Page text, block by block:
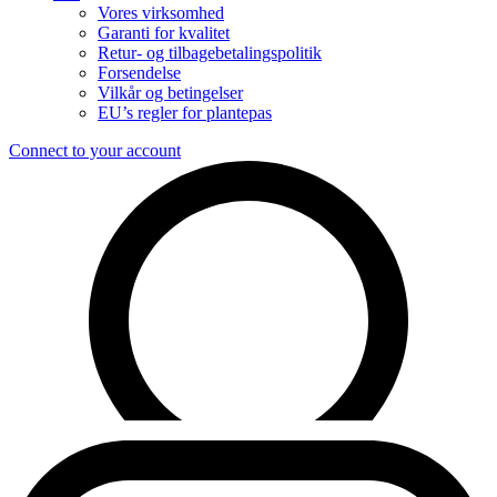
Vores virksomhed
Garanti for kvalitet
Retur- og tilbagebetalingspolitik
Forsendelse
Vilkår og betingelser
EU’s regler for plantepas
Connect to your account